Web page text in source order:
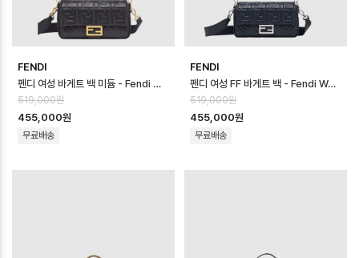
FENDI
펜디 여성 바게트 백 미듐 - Fendi Womens Baguette Bag Medium …
519,000원
455,000원
무료배송
FENDI
펜디 여성 FF 바게트 백 - Fendi Womens FF Baguette Bag - fe…
519,000원
455,000원
무료배송